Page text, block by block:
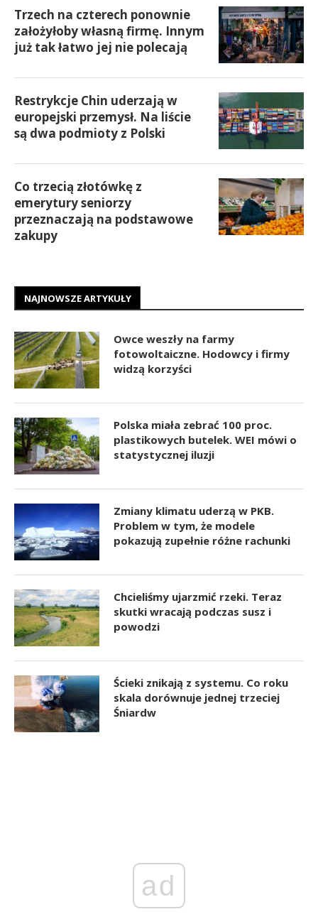
Trzech na czterech ponownie
założyłoby własną firmę. Innym
już tak łatwo jej nie polecają
Restrykcje Chin uderzają w
europejski przemysł. Na liście
są dwa podmioty z Polski
Co trzecią złotówkę z
emerytury seniorzy
przeznaczają na podstawowe
zakupy
NAJNOWSZE ARTYKUŁY
Owce weszły na farmy
fotowoltaiczne. Hodowcy i firmy
widzą korzyści
Polska miała zebrać 100 proc.
plastikowych butelek. WEI mówi o
statystycznej iluzji
Zmiany klimatu uderzą w PKB.
Problem w tym, że modele
pokazują zupełnie różne rachunki
Chcieliśmy ujarzmić rzeki. Teraz
skutki wracają podczas susz i
powodzi
Ścieki znikają z systemu. Co roku
skala dorównuje jednej trzeciej
Śniardw
ad